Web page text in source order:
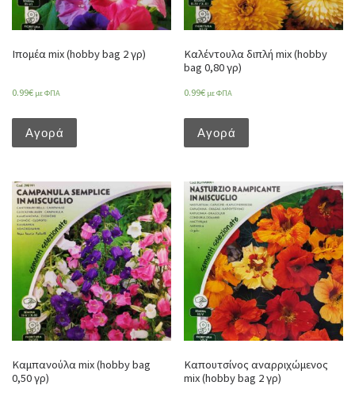
Ιπομέα mix (hobby bag 2 γρ)
0.99€ με ΦΠΑ
Αγορά
Καλέντουλα διπλή mix (hobby
bag 0,80 γρ)
0.99€ με ΦΠΑ
Αγορά
Καμπανούλα mix (hobby bag
0,50 γρ)
Καπουτσίνος αναρριχώμενος
mix (hobby bag 2 γρ)